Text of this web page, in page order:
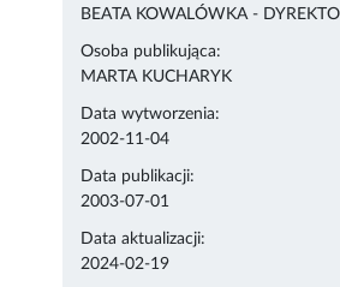
BEATA KOWALÓWKA -
Osoba publikująca:
MARTA KUCHARYK
Data wytworzenia:
2002-11-04
Data publikacji:
2003-07-01
Data aktualizacji:
2024-02-19